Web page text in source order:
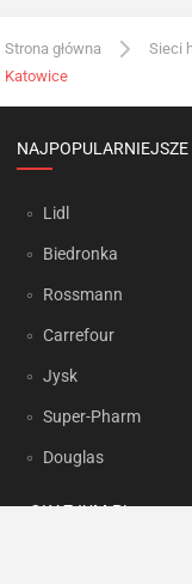
Strona główna Sieci
Katowice
NAJPOPULARNIEJSZE
Lidl
Biedronka
Rossmann
Carrefour
Jysk
Super-Pharm
Douglas
OKAZJUM.PL